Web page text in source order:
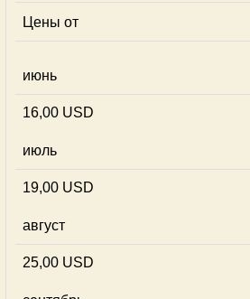
Цены от
июнь
16,00 USD
июль
19,00 USD
август
25,00 USD